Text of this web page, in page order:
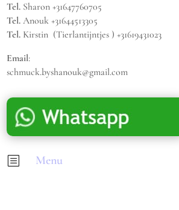
Tel. Sharon +31647760705
Tel. Anouk +31644513305
Tel. Kirstin (Tierlantijntjes ) +31619431023
Email:
schmuck.byshanouk@gmail.com
b Menu